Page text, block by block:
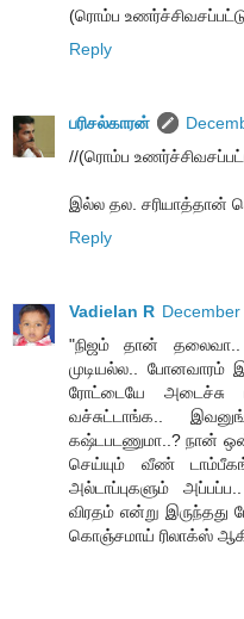
(ரொம்ப
Reply
பரிசல்காரன்
//(ரொம்ப
இல்ல தல. சரியாத்தான்
Reply
Vadielan R
"நிஜம் தான்
முடியல்ல.. போனவாரம்
ரோட்டையே
வச்சுட்டாங்க..
கஷ்டபடணுமா..? நான்
செய்யும் வீண்
அல்டாப்புகளும்
விரதம் என்று
கொஞ்சமாய் ரிலாக்ஸ்